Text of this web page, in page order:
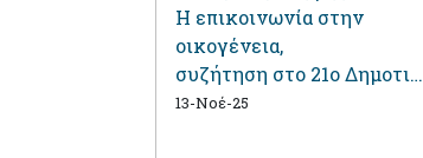
Η επικοινωνία στην
οικογένεια,
συζήτηση στο 21ο Δημοτικ
ό Σχολείο
13-Νοέ-25